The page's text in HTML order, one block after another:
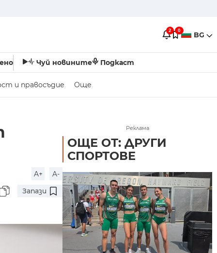
2 0 BG
Чуй новините Подкаст
и правосъдие Още
A+
A-
Запази
Реклама
ОЩЕ ОТ: ДРУГИ
СПОРТОВЕ